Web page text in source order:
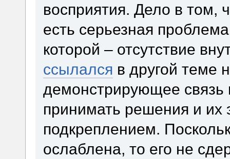
восприятия. Дело в том,
есть серьезная
которой – отсутствие
ссылался в другой теме
демонстрирующее связь
принимать решения и
подкреплением.
ослаблена, то его не